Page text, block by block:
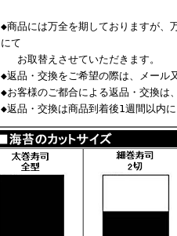
◆商品には万全を期 しておりますが、
にて
お取替えさせていただきます。
◆返品・交換をご希望の際は、メール
◆お客様のご都合による返品・交換は
◆返品・交換は商品到着後1週間以内